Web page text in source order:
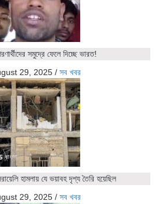
সমুদ্রে ফেলে দিচ্ছে ভারত!
29, 2025 / সব খবর
হামলায় যে ভয়াবহ দৃশ্য তৈরি হয়েছিল
29, 2025 / সব খবর